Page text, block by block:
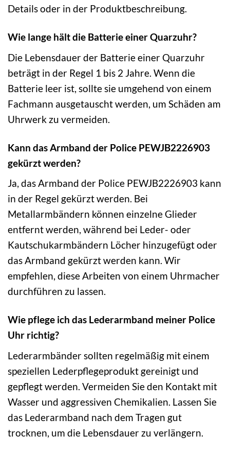
Details oder in der Produktbeschreibung.
Wie lange hält die Batterie einer Quarzuhr?
Die Lebensdauer der Batterie einer Quarzuhr
beträgt in der Regel 1 bis 2 Jahre. Wenn die
Batterie leer ist, sollte sie umgehend von einem
Fachmann ausgetauscht werden, um Schäden am
Uhrwerk zu vermeiden.
Kann das Armband der Police PEWJB2226903
gekürzt werden?
Ja, das Armband der Police PEWJB2226903 kann
in der Regel gekürzt werden. Bei
Metallarmbändern können einzelne Glieder
entfernt werden, während bei Leder- oder
Kautschukarmbändern Löcher hinzugefügt oder
das Armband gekürzt werden kann. Wir
empfehlen, diese Arbeiten von einem Uhrmacher
durchführen zu lassen.
Wie pflege ich das Lederarmband meiner Police
Uhr richtig?
Lederarmbänder sollten regelmäßig mit einem
speziellen Lederpflegeprodukt gereinigt und
gepflegt werden. Vermeiden Sie den Kontakt mit
Wasser und aggressiven Chemikalien. Lassen Sie
das Lederarmband nach dem Tragen gut
trocknen, um die Lebensdauer zu verlängern.